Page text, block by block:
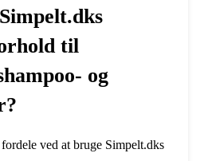
til
og
ved at bruge Simpelt.dks